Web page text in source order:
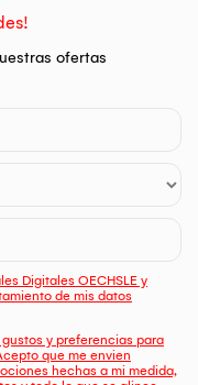
ofertas
Digitales OECHSLE y
de mis datos
y preferencias para
que me envien
hechas a mi medida,